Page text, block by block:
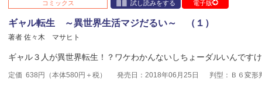
コミックス 試し読みをする 電子版
ギャル転生 ～異世界生活マジだるい～ （１）
著者 佐々木 マサヒト
ギャル３人が異世界転生！？ワケわかんないしちょーダルいんですけ
定価 638 円（本体580円＋税） 発売日：2018年06月25日 判型：Ｂ６変形